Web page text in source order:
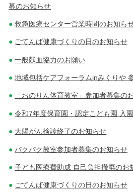
募のお知らせ
救急医療センター営業時間のお知ら
ごてんば健康づくりの日のお知らせ
一般献血協力のお願い
地域包括ケアフォーラムinみくりや
「おのりん体育教室」参加者募集の
令和7年度保育園・認定こども園 入
大腸がん検診終了のお知らせ
パクパク教室参加者募集のお知らせ
子ども医療費助成 自己負担撤廃のお
ごてんば健康づくりの日のお知らせ